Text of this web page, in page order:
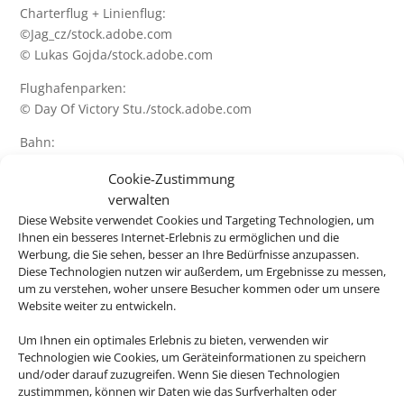
Cookie-Zustimmung
verwalten
Diese Website verwendet Cookies und Targeting Technologien, um
Ihnen ein besseres Internet-Erlebnis zu ermöglichen und die
Werbung, die Sie sehen, besser an Ihre Bedürfnisse anzupassen.
Diese Technologien nutzen wir außerdem, um Ergebnisse zu messen,
um zu verstehen, woher unsere Besucher kommen oder um unsere
Website weiter zu entwickeln.
Um Ihnen ein optimales Erlebnis zu bieten, verwenden wir
Technologien wie Cookies, um Geräteinformationen zu speichern
und/oder darauf zuzugreifen. Wenn Sie diesen Technologien
zustimmmen, können wir Daten wie das Surfverhalten oder
Charterflug + Linienflug:
©Jag_cz/stock.adobe.com
© Lukas Gojda/stock.adobe.com
Flughafenparken:
© Day Of Victory Stu./stock.adobe.com
Bahn:
Deutschlandurlaub:
©JFL Photography/stock.adobe.com
©cityfoto24/stock.adobe.com
©mp1982_06/stock.adobe.com
©Silke Koch/stock.adobe.com
©karp5/stock.adobe.com
Portugal:
©peja/stock.adobe.com
©daliu/stock.adobe.com